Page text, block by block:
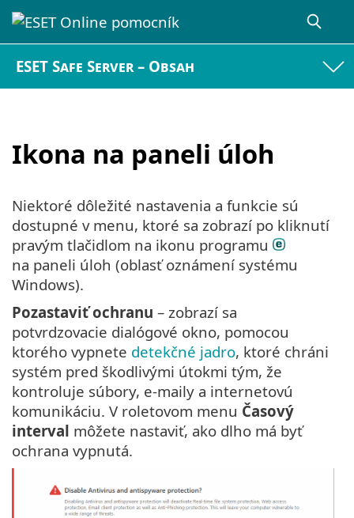
ESET Safe Server – Obsah
Ikona na paneli úloh
Niektoré dôležité nastavenia a funkcie sú
dostupné v menu, ktoré sa zobrazí po kliknutí
pravým tlačidlom na ikonu programu
na paneli úloh (oblasť oznámení systému
Windows).
Pozastaviť ochranu – zobrazí sa
potvrdzovacie dialógové okno, pomocou
ktorého vypnete detekčné jadro, ktoré chráni
systém pred škodlivými útokmi tým, že
kontroluje súbory, e‑maily a internetovú
komunikáciu. V roletovom menu Časový
interval môžete nastaviť, ako dlho má byť
ochrana vypnutá.